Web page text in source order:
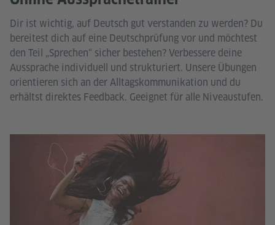
Dir ist wichtig, auf Deutsch gut verstanden zu werden? Du
bereitest dich auf eine Deutschprüfung vor und möchtest
den Teil „Sprechen“ sicher bestehen? Verbessere deine
Aussprache individuell und strukturiert. Unsere Übungen
orientieren sich an der Alltagskommunikation und du
erhältst direktes Feedback. Geeignet für alle Niveaustufen.